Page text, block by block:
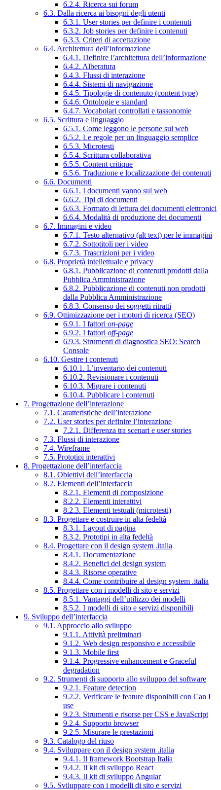
6.2.4. Ricerca sui forum
6.3. Dalla ricerca ai bisogni degli utenti
6.3.1. User stories per definire i contenuti
6.3.2. Job stories per definire i contenuti
6.3.3. Criteri di accettazione
6.4. Architettura dell’informazione
6.4.1. Definire l’architettura dell’informazione
6.4.2. Alberatura
6.4.3. Flussi di interazione
6.4.4. Sistemi di navigazione
6.4.5. Tipologie di contenuto (content type)
6.4.6. Ontologie e standard
6.4.7. Vocabolari controllati e tassonomie
6.5. Scrittura e linguaggio
6.5.1. Come leggono le persone sul web
6.5.2. Le regole per un linguaggio semplice
6.5.3. Microtesti
6.5.4. Scrittura collaborativa
6.5.5. Content critique
6.5.6. Traduzione e localizzazione dei contenuti
6.6. Documenti
6.6.1. I documenti vanno sul web
6.6.2. Tipi di documenti
6.6.3. Formato di lettura dei documenti elettronici
6.6.4. Modalità di produzione dei documenti
6.7. Immagini e video
6.7.1. Testo alternativo (alt text) per le immagini
6.7.2. Sottotitoli per i video
6.7.3. Trascrizioni per i video
6.8. Proprietà intellettuale e privacy
6.8.1. Pubblicazione di contenuti prodotti dalla
Pubblica Amministrazione
6.8.2. Pubblicazione di contenuti non prodotti
dalla Pubblica Amministrazione
6.8.3. Consenso dei soggetti ritratti
6.9. Ottimizzazione per i motori di ricerca (SEO)
6.9.1. I fattori on-page
6.9.2. I fattori off-page
6.9.3. Strumenti di diagnostica SEO: Search
Console
6.10. Gestire i contenuti
6.10.1. L’inventario dei contenuti
6.10.2. Revisionare i contenuti
6.10.3. Migrare i contenuti
6.10.4. Pubblicare i contenuti
7. Progettazione dell’interazione
7.1. Caratteristiche dell’interazione
7.2. User stories per definire l’interazione
7.2.1. Differenza tra scenari e user stories
7.3. Flussi di interazione
7.4. Wireframe
7.5. Prototipi interattivi
8. Progettazione dell’interfaccia
8.1. Obiettivi dell’interfaccia
8.2. Elementi dell’interfaccia
8.2.1. Elementi di composizione
8.2.2. Elementi interattivi
8.2.3. Elementi testuali (microtesti)
8.3. Progettare e costruire in alta fedeltà
8.3.1. Layout di pagina
8.3.2. Prototipi in alta fedeltà
8.4. Progettare con il design system .italia
8.4.1. Documentazione
8.4.2. Benefici del design system
8.4.3. Risorse operative
8.4.4. Come contribuire al design system .italia
8.5. Progettare con i modelli di sito e servizi
8.5.1. Vantaggi dell’utilizzo dei modelli
8.5.2. I modelli di sito e servizi disponibili
9. Sviluppo dell’interfaccia
9.1. Approccio allo sviluppo
9.1.1. Attività preliminari
9.1.2. Web design responsivo e accessibile
9.1.3. Mobile first
9.1.4. Progressive enhancement e Graceful
degradation
9.2. Strumenti di supporto allo sviluppo del software
9.2.1. Feature detection
9.2.2. Verificare le feature disponibili con Can I
use
9.2.3. Strumenti e risorse per CSS e JavaScript
9.2.4. Supporto browser
9.2.5. Misurare le prestazioni
9.3. Catalogo del riuso
9.4. Sviluppare con il design system .italia
9.4.1. Il framework Bootstrap Italia
9.4.2. Il kit di sviluppo React
9.4.3. Il kit di sviluppo Angular
9.5. Sviluppare con i modelli di sito e servizi